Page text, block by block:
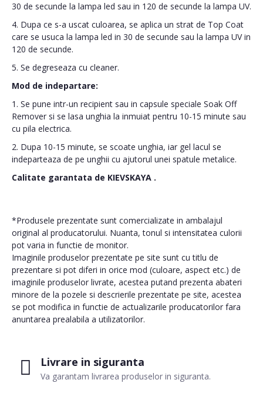
Livrare in siguranta
Va garantam livrarea produselor in siguranta.
30 de secunde la lampa led sau in 120 de secunde la lampa UV.
4. Dupa ce s-a uscat culoarea, se aplica un strat de Top Coat
care se usuca la lampa led in 30 de secunde sau la lampa UV in
120 de secunde.
5. Se degreseaza cu cleaner.
Mod de indepartare:
1. Se pune intr-un recipient sau in capsule speciale Soak Off
Remover si se lasa unghia la inmuiat pentru 10-15 minute sau
cu pila electrica.
2. Dupa 10-15 minute, se scoate unghia, iar gel lacul se
indeparteaza de pe unghii cu ajutorul unei spatule metalice.
Calitate garantata de KIEVSKAYA .
*Produsele prezentate sunt comercializate in ambalajul
original al producatorului. Nuanta, tonul si intensitatea culorii
pot varia in functie de monitor.
Imaginile produselor prezentate pe site sunt cu titlu de
prezentare si pot diferi in orice mod (culoare, aspect etc.) de
imaginile produselor livrate, acestea putand prezenta abateri
minore de la pozele si descrierile prezentate pe site, acestea
se pot modifica in functie de actualizarile producatorilor fara
anuntarea prealabila a utilizatorilor.